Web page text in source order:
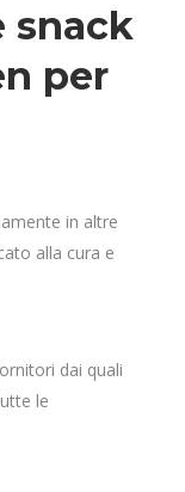
snack
per
in altre
alla cura e
dai quali
le